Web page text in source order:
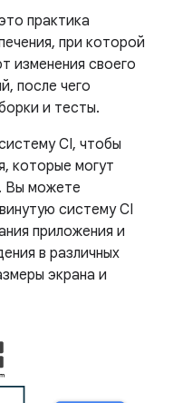
практика
при которой
изменения своего
после чего
и тесты.
CI, чтобы
которые могут
Вы можете
систему CI
приложения и
в различных
экрана и